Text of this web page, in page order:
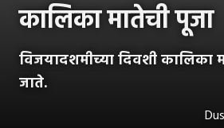
कालिका मातेची पूजा
विजयादशमीच्या दिवशी कालिका
जाते.